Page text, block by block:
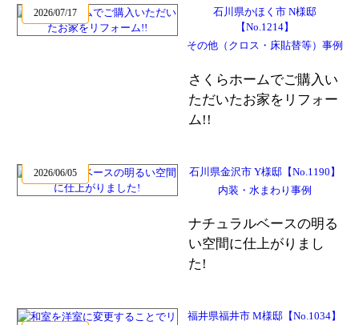
2026/07/17
石川県かほく市 N様邸
【No.1214】
その他（クロス・床貼替等）事例
さくらホームでご購入い
ただいたお家をリフォー
ム!!
2026/06/05
石川県金沢市 Y様邸【No.1190】
内装・水まわり事例
ナチュラルベースの明る
い空間に仕上がりまし
た!
福井県福井市 M様邸【No.1034】